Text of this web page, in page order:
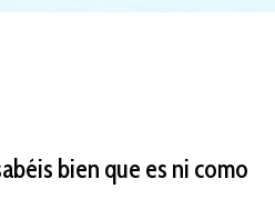
bien que es ni como